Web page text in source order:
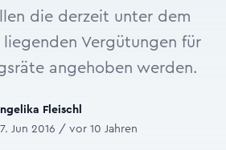
die derzeit unter dem
Vergütungen für
angehoben werden.
Fleischl
Jun 2016 / vor 10 Jahren